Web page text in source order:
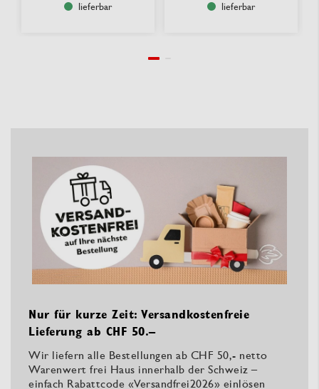
lieferbar lieferbar
Nur für kurze Zeit: Versandkostenfreie
Lieferung ab CHF 50.–
Wir liefern alle Bestellungen ab CHF 50,- netto
Warenwert frei Haus innerhalb der Schweiz –
einfach Rabattcode «Versandfrei2026» einlösen